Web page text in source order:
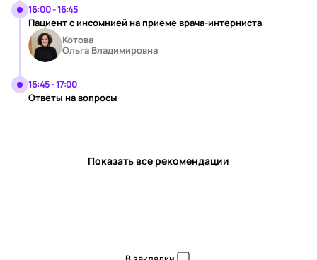
16:00 - 16:45
Пациент с инсомнией на приеме врача-интерниста
Котова
Ольга Владимировна
16:45 - 17:00
Ответы на вопросы
Показать все рекомендации